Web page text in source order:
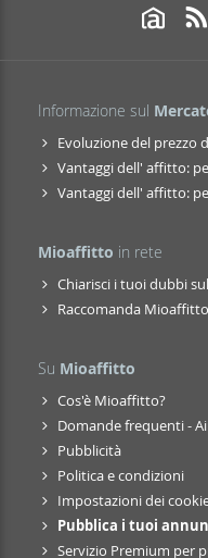
Informazione sul
Evoluzione del prezzo
Vantaggi dell' affitto:
Vantaggi dell' affitto:
Mioaffitto in rete
Chiarisci i tuoi dubbi
Raccomanda
Su Mioaffitto
Cos'è Mioaffitto?
Domande frequenti -
Pubblicità
Politica e condizioni
Impostazioni dei
Pubblica i tuoi
Servizio Premium per